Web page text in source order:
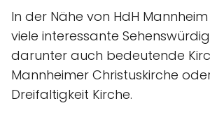
In der Nähe von HdH
viele interessante
darunter auch bedeutende
Mannheimer Christuskirche
Dreifaltigkeit Kirche.